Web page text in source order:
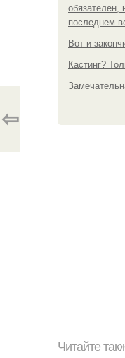
обязателен,
последнем
Вот и
Кастинг?
⇦
Читайте